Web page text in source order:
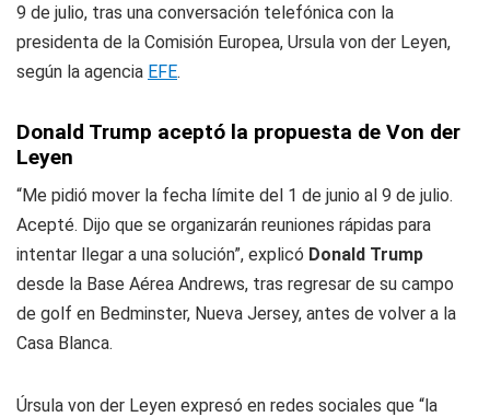
9 de julio, tras una conversación telefónica con la
presidenta de la Comisión Europea, Ursula von der Leyen,
según la agencia EFE.
Donald Trump aceptó la propuesta de Von der
Leyen
“Me pidió mover la fecha límite del 1 de junio al 9 de julio.
Acepté. Dijo que se organizarán reuniones rápidas para
intentar llegar a una solución”, explicó Donald Trump
desde la Base Aérea Andrews, tras regresar de su campo
de golf en Bedminster, Nueva Jersey, antes de volver a la
Casa Blanca.
Úrsula von der Leyen expresó en redes sociales que “la